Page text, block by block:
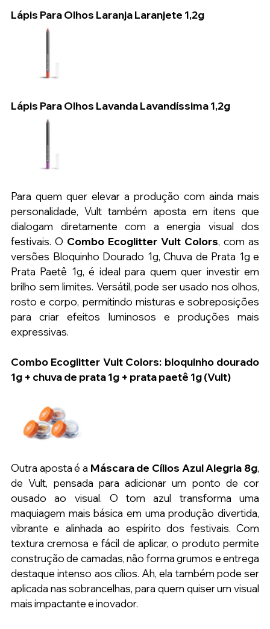
Lápis Para Olhos Laranja Laranjete 1,2g
Lápis Para Olhos Lavanda Lavandíssima 1,2g
Para quem quer elevar a produção com ainda mais
personalidade, Vult também aposta em itens que
dialogam diretamente com a energia visual dos
festivais. O Combo Ecoglitter Vult Colors, com as
versões Bloquinho Dourado 1g, Chuva de Prata 1g e
Prata Paetê 1g, é ideal para quem quer investir em
brilho sem limites. Versátil, pode ser usado nos olhos,
rosto e corpo, permitindo misturas e sobreposições
para criar efeitos luminosos e produções mais
expressivas.
Combo Ecoglitter Vult Colors: bloquinho dourado
1g + chuva de prata 1g + prata paetê 1g (Vult)
Outra aposta é a Máscara de Cílios Azul Alegria 8g,
de Vult, pensada para adicionar um ponto de cor
ousado ao visual. O tom azul transforma uma
maquiagem mais básica em uma produção divertida,
vibrante e alinhada ao espírito dos festivais. Com
textura cremosa e fácil de aplicar, o produto permite
construção de camadas, não forma grumos e entrega
destaque intenso aos cílios. Ah, ela também pode ser
aplicada nas sobrancelhas, para quem quiser um visual
mais impactante e inovador.